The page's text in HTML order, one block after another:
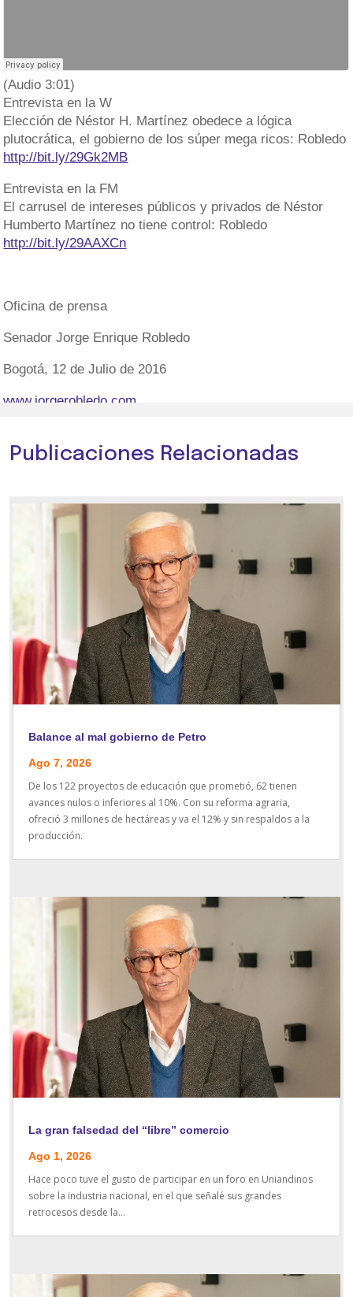
(Audio 3:01)
Entrevista en la W
Elección de Néstor H. Martínez obedece a lógica
plutocrática, el gobierno de los súper mega ricos: Robledo
http://bit.ly/29Gk2MB
Entrevista en la FM
El carrusel de intereses públicos y privados de Néstor
Humberto Martínez no tiene control: Robledo
http://bit.ly/29AAXCn
Oficina de prensa
Senador Jorge Enrique Robledo
Bogotá, 12 de Julio de 2016
www.jorgerobledo.com
Publicaciones Relacionadas
Balance al mal gobierno de Petro
Ago 7, 2026
De los 122 proyectos de educación que prometió, 62 tienen
avances nulos o inferiores al 10%. Con su reforma agraria,
ofreció 3 millones de hectáreas y va el 12% y sin respaldos a la
producción.
La gran falsedad del “libre” comercio
Ago 1, 2026
Hace poco tuve el gusto de participar en un foro en Uniandinos
sobre la industria nacional, en el que señalé sus grandes
retrocesos desde la...